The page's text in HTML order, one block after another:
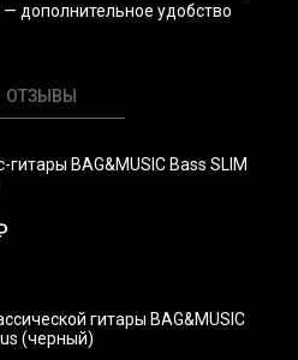
дополнительное удобство
ОТЗЫВЫ
гитары BAG&MUSIC Bass SLIM
гитары BAG&MUSIC
(черный)